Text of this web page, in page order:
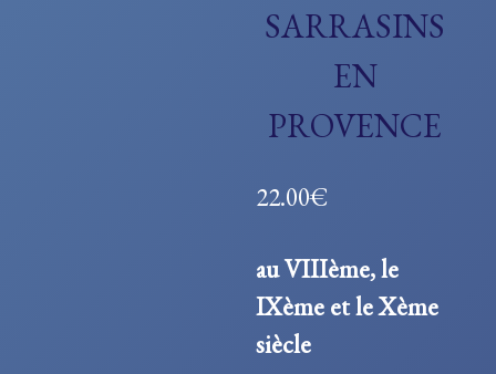
SARRASINS
EN
PROVENCE
22.00€
au VIIIème, le
IXème et le Xème
siècle